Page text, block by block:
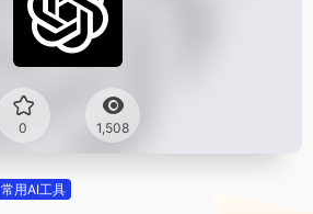
0 1,508
常用AI工具